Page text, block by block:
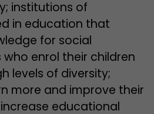
institutions of
in education that
for social
enrol their children
levels of diversity;
more and improve their
educational